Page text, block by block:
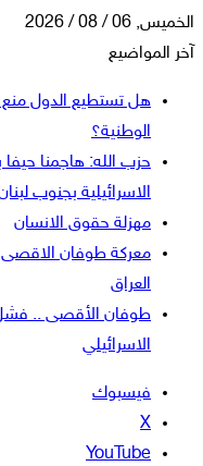
الخميس, 06 / 08 / 2026
آخر المواضيع
هل تستطيع الدول منع
الوطنية؟
حزب الله: هاجمنا حيفا
الاسرائيلية بجنوب
مهزلة حقوق الانسان
معركة طوفان الاقصى
العراق
طوفان الأقصى ..
الاسرائيلي
فيسبوك
‫X
‫YouTube